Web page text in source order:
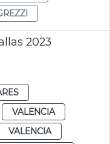
2023
VALENCIA
VALENCIA